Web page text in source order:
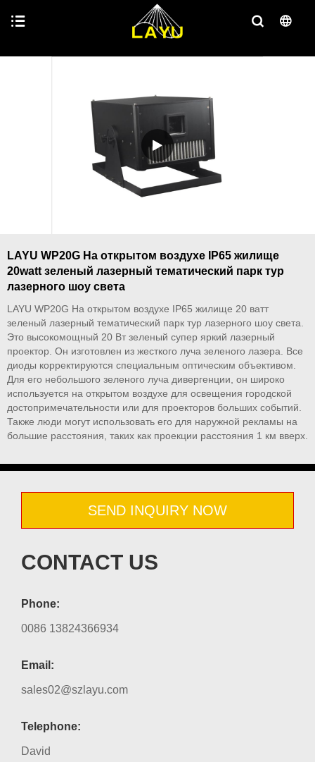
LAYU WP20G На открытом воздухе IP65 жилище
20watt зеленый лазерный тематический парк тур
лазерного шоу света
LAYU WP20G На открытом воздухе IP65 жилище 20 ватт
зеленый лазерный тематический парк тур лазерного шоу света.
Это высокомощный 20 Вт зеленый супер яркий лазерный
проектор. Он изготовлен из жесткого луча зеленого лазера. Все
диоды корректируются специальным оптическим объективом.
Для его небольшого зеленого луча дивергенции, он широко
используется на открытом воздухе для освещения городской
достопримечательности или для проекторов больших событий.
Также люди могут использовать его для наружной рекламы на
большие расстояния, таких как проекции расстояния 1 км вверх.
SEND INQUIRY NOW
CONTACT US
Phone:
0086 13824366934
Email:
sales02@szlayu.com
Telephone:
David